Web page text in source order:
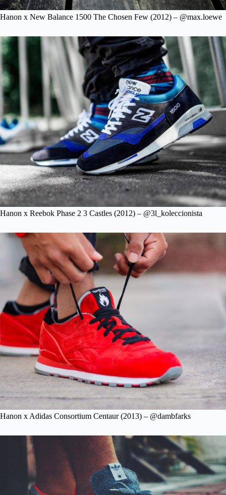
Hanon x New Balance 1500 The Chosen Few (2012) – @max.loewe
Hanon x Reebok Phase 2 3 Castles (2012) – @3l_koleccionista
Hanon x Adidas Consortium Centaur (2013) – @dambfarks